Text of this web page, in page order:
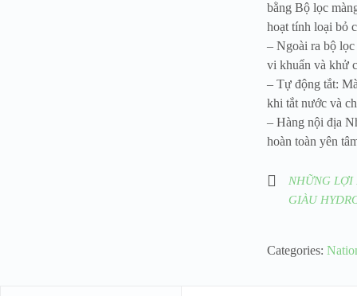
bằng Bộ lọc
hoạt tính loại bỏ
– Ngoài ra bộ
vi khuẩn và khử
– Tự động tắt:
khi tắt nước và
– Hàng nội địa
hoàn toàn yên
NHỮNG LỢI
GIÀU
Categories: